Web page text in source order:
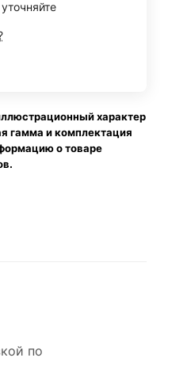
характер
гамма и комплектация
о товаре
по